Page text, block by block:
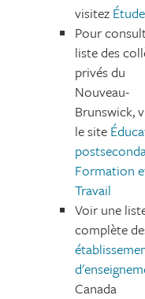
visitez
Pour
liste des
privés du
Nouveau-
Brunswick,
le site
Formation
Travail
Voir une
complète
Canada